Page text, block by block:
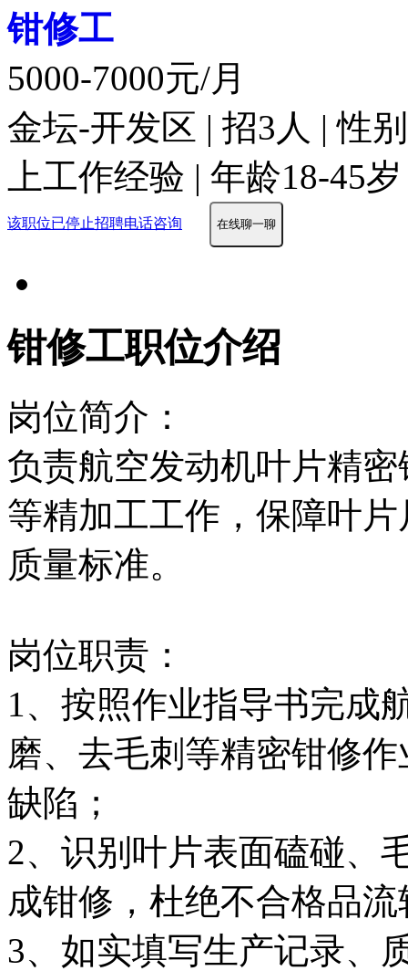
钳修工
5000-7000元/月
金坛-开发区 | 招3人 | 性
上工作经验 | 年龄18-45岁
该职位已停止招聘电话咨询 在线聊一聊
钳修工职位介绍
岗位简介：
负责航空发动机叶片精
等精加工工作，保障叶
质量标准。
岗位职责：
1、按照作业指导书完成
磨、去毛刺等精密钳修
缺陷；
2、识别叶片表面磕碰、
成钳修，杜绝不合格品
3、如实填写生产记录、